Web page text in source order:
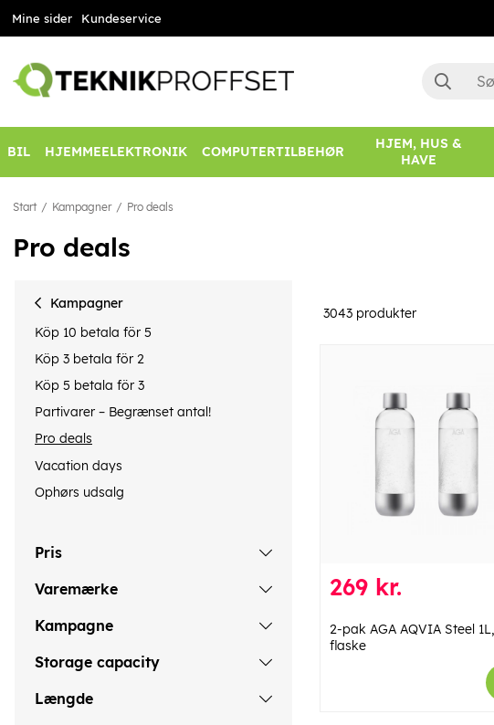
Mine sider Kundeservice
BIL HJEMMEELEKTRONIK COMPUTERTILBEHØR
HJEM, HUS &
HAVE
Start Kampagner Pro deals
Pro deals
Kampagner
Köp 10 betala för 5
Köp 3 betala för 2
Köp 5 betala för 3
Partivarer – Begrænset antal!
Pro deals
Vacation days
Ophørs udsalg
Pris
Varemærke
Kampagne
Storage capacity
Længde
3043 produkter
269 kr.
2-pak AGA AQVIA Steel
flaske